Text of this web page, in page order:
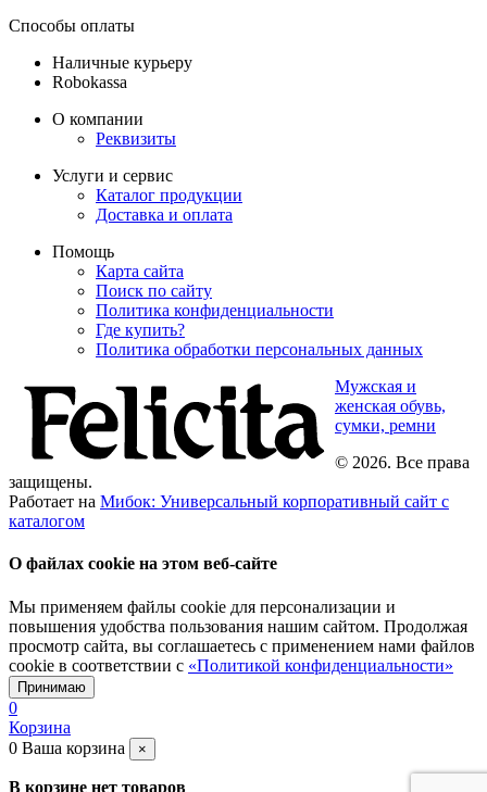
Способы оплаты
Наличные курьеру
Robokassa
О компании
Реквизиты
Услуги и сервис
Каталог продукции
Доставка и оплата
Помощь
Карта сайта
Поиск по сайту
Политика конфиденциальности
Где купить?
Политика обработки персональных данных
Мужская и
женская обувь,
сумки, ремни
© 2026. Все права
защищены.
Работает на Мибок: Универсальный корпоративный сайт с
каталогом
О файлах cookie на этом веб-сайте
Мы применяем файлы cookie для персонализации и
повышения удобства пользования нашим сайтом. Продолжая
просмотр сайта, вы соглашаетесь с применением нами файлов
cookie в соответствии с «Политикой конфиденциальности»
Принимаю
0
Корзина
0 Ваша корзина ×
В корзине нет товаров